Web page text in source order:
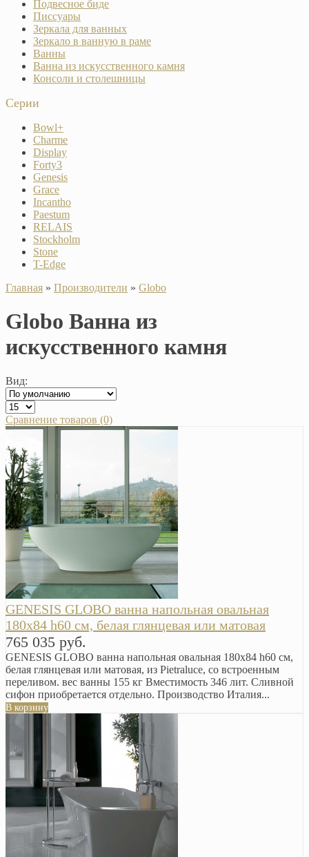
Подвесное биде
Писсуары
Зеркала для ванных
Зеркало в ванную в раме
Ванны
Ванна из искусственного камня
Консоли и столешницы
Серии
Bowl+
Charme
Display
Forty3
Genesis
Grace
Incantho
Paestum
RELAIS
Stockholm
Stone
T-Edge
Главная » Производители » Globo
Globo Ванна из
искусственного камня
Вид:
Сравнение товаров (0)
GENESIS GLOBO ванна напольная овальная
180х84 h60 см, белая глянцевая или матовая
765 035 руб.
GENESIS GLOBO ванна напольная овальная 180х84 h60 см,
белая глянцевая или матовая, из Pietraluce, со встроенным
переливом. вес ванны 155 кг Вместимость 346 лит. Сливной
сифон приобретается отдельно. Производство Италия...
В корзину